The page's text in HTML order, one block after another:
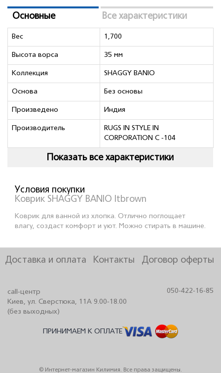
Основные Все характеристики
Вес 1,700
Высота ворса 35 мм
Коллекция SHAGGY BANIO
Основа Без основы
Произведено Индия
Производитель
RUGS IN STYLE IN
CORPORATION C -104
Показать все характеристики
Условия покупки
Коврик SHAGGY BANIO ltbrown
Коврик для ванной из хлопка. Отлично поглощает
влагу, создаст комфорт и уют. Можно стирать в машине.
call-центр
Киев, ул. Сверстюка, 11А 9.00-18.00
(без выходных)
050-422-16-85
Доставка и оплата Контакты Договор оферты
ПРИНИМАЕМ К ОПЛАТЕ
© Интернет-магазин Килимия. Все права защищены.